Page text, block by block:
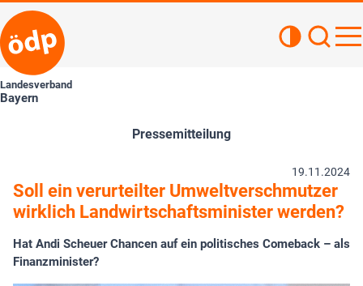
Landesverband
Bayern
Pressemitteilung
19.11.2024
Soll ein verurteilter Umweltverschmutzer
wirklich Landwirtschaftsminister werden?
Hat Andi Scheuer Chancen auf ein politisches Comeback – als
Finanzminister?